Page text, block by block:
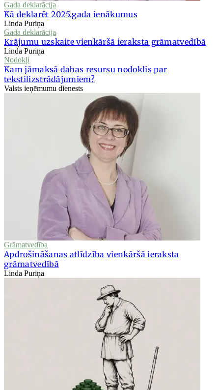
Gada deklarācija
Kā deklarēt 2025.gada ienākumus
Linda Puriņa
Gada deklarācija
Krājumu uzskaite vienkāršā ieraksta grāmatvedībā
Linda Puriņa
Nodokļi
Kam jāmaksā dabas resursu nodoklis par
tekstilizstrādājumiem?
Valsts ieņēmumu dienests
Grāmatvedība
Apdrošināšanas atlīdzība vienkāršā ieraksta
grāmatvedībā
Linda Puriņa